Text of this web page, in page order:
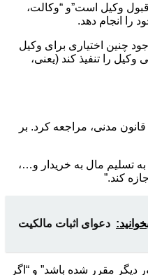
به قبول وکیل است”و “وکالت،
چنین اختیاری برای وکیل
را تنفیذ کند (یعنی،
در توضیح تعهدات موکل، پس از فروش مال توسط وکیل و برای پاسخ به این پرسش که موکل در صورت فروش مال غیر با وکالتنامه چه مسئولیتی دارد؟ باید به مواد ۶۷۴ تا ۶۷۷ قانون مدنی، مراجعه کرد. بر
به تسلیم مال به خریدار و…،
کند.”
دعوای اثبات مالکیت
دیگر مقرر شده باشد” و “اگر